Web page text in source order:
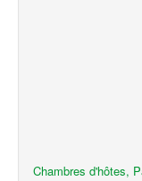
Chambres d'hôtes,